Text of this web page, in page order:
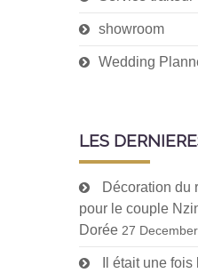
showroom
Wedding
LES
Décoration du
pour le couple
Dorée 27
Il était une